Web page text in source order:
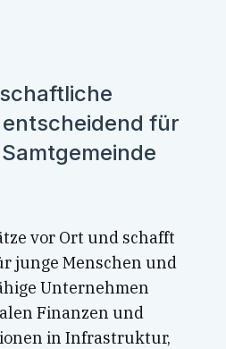
für
vor Ort und schafft
junge Menschen und
Unternehmen
Finanzen und
in Infrastruktur,